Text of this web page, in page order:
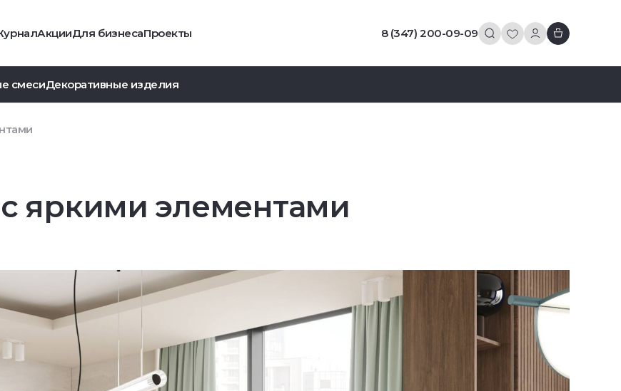
АкцииДля бизнесаПроекты 8 (347) 200-09-09
смесиДекоративные изделия
яркими элементами